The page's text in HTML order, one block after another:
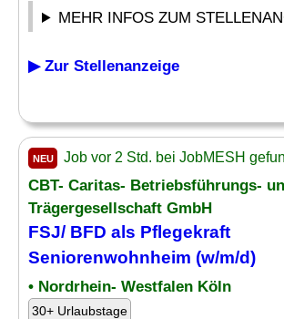
MEHR INFOS ZUM
▶ Zur Stellenanzeige
NEU Job vor 2 Std. bei JobMESH
CBT- Caritas- Betriebsführungs-
Trägergesellschaft GmbH
FSJ/ BFD als Pflegekraft
Seniorenwohnheim (w/m/d)
• Nordrhein- Westfalen Köln
30+ Urlaubstage